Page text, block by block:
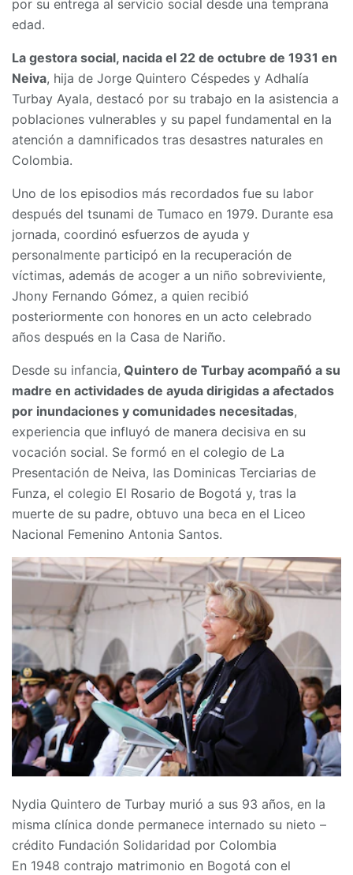
por su entrega al servicio social desde una temprana
edad.
La gestora social, nacida el 22 de octubre de 1931 en
Neiva, hija de Jorge Quintero Céspedes y Adhalía
Turbay Ayala, destacó por su trabajo en la asistencia a
poblaciones vulnerables y su papel fundamental en la
atención a damnificados tras desastres naturales en
Colombia.
Uno de los episodios más recordados fue su labor
después del tsunami de Tumaco en 1979. Durante esa
jornada, coordinó esfuerzos de ayuda y
personalmente participó en la recuperación de
víctimas, además de acoger a un niño sobreviviente,
Jhony Fernando Gómez, a quien recibió
posteriormente con honores en un acto celebrado
años después en la Casa de Nariño.
Desde su infancia, Quintero de Turbay acompañó a su
madre en actividades de ayuda dirigidas a afectados
por inundaciones y comunidades necesitadas,
experiencia que influyó de manera decisiva en su
vocación social. Se formó en el colegio de La
Presentación de Neiva, las Dominicas Terciarias de
Funza, el colegio El Rosario de Bogotá y, tras la
muerte de su padre, obtuvo una beca en el Liceo
Nacional Femenino Antonia Santos.
Nydia Quintero de Turbay murió a sus 93 años, en la
misma clínica donde permanece internado su nieto –
crédito Fundación Solidaridad por Colombia
En 1948 contrajo matrimonio en Bogotá con el